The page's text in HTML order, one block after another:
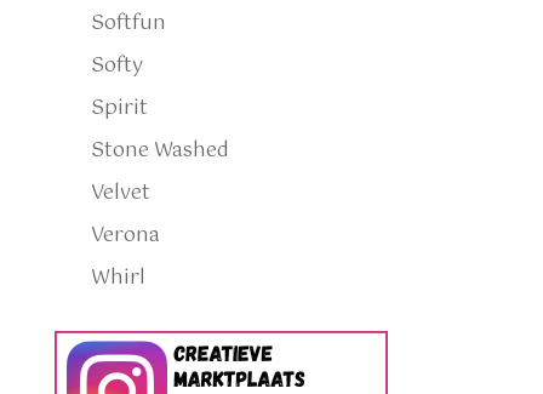
Softfun
Softy
Spirit
Stone Washed
Velvet
Verona
Whirl